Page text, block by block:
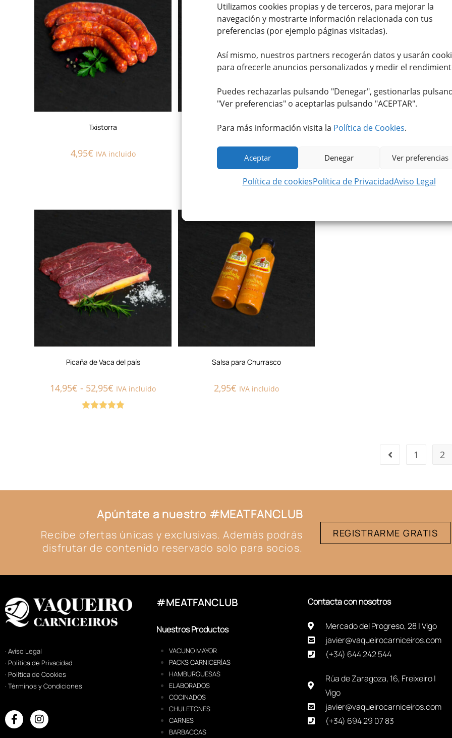
Utilizamos cookies propias y de terceros, para mejorar la
navegación y mostrarte información relacionada con tus
preferencias (por ejemplo páginas visitadas).
Así mismo, nuestros partners recogerán datos y usarán
para ofrecerle anuncios personalizados y medir el
Puedes rechazarlas pulsando "Denegar", gestionarlas
"Ver preferencias" o aceptarlas pulsando "ACEPTAR".
Para más información visita la Política de Cookies.
Aceptar Denegar Ver preferencias
Política de cookiesPolítica de PrivacidadAviso Legal
Txistorra
4,95€ IVA incluido
Salchichas con jalapeños
7,20 IVA incluido
Muslo de Pollo (2 uds)
IVA incluido
Valorado con
Picaña de Vaca del país
14,95€ - 52,95€ IVA incluido
Salsa para Churrasco
2,95€ IVA incluido
1 2
Apúntate a nuestro #MEATFANCLUB
Recibe ofertas únicas y exclusivas. Además podrás
disfrutar de contenido reservado solo para socios.
REGISTRARME GRATIS
· Aviso Legal
· Política de Privacidad
· Política de Cookies
· Términos y Condiciones
#MEATFANCLUB
Nuestros Productos
VACUNO MAYOR
PACKS CARNICERÍAS
HAMBURGUESAS
ELABORADOS
COCINADOS
CHULETONES
CARNES
BARBACOAS
Contacta con nosotros
Mercado del Progreso, 28 | Vigo
javier@vaqueirocarniceiros.com
(+34) 644 242 544
Rúa de Zaragoza, 16, Freixeiro |
Vigo
javier@vaqueirocarniceiros.com
(+34) 694 29 07 83